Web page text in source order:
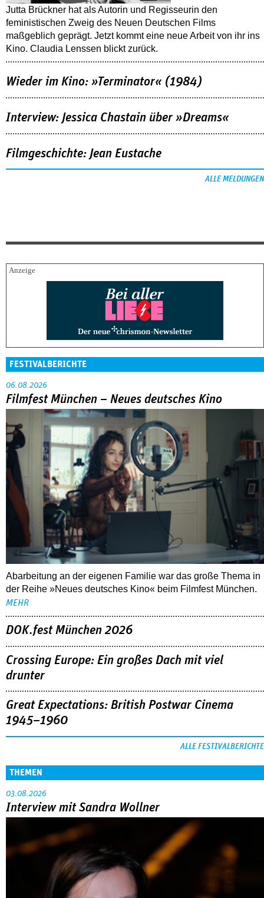
Jutta Brückner hat als Autorin und Regisseurin den
feministischen Zweig des Neuen Deutschen Films
maßgeblich geprägt. Jetzt kommt eine neue Arbeit von ihr ins
Kino. Claudia Lenssen blickt zurück.
Wieder im Kino: »Terminator« (1984)
Interview: Jessica Chastain über »Dreams«
Filmgeschichte: Jean Eustache
ALLE MELDUNGEN
FESTIVALBERICHTE
06.08.2026
Filmfest München – Neues deutsches Kino
Abarbeitung an der eigenen Familie war das große Thema in
der Reihe »Neues deutsches Kino« beim Filmfest München.
MEHR
DOK.fest München 2026
Crossing Europe: Ein großes Dach mit viel
drunter
Great Expectations: British Postwar Cinema
1945–1960
ALLE FESTIVALBERICHTE
THEMEN
03.08.2026
Interview mit Sandra Wollner